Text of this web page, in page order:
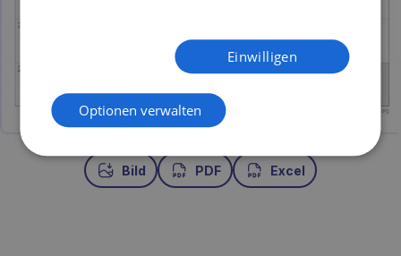
Bild PDF Excel
Einwilligen
Optionen verwalten